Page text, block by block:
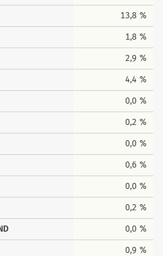
13,8 %
1,8 %
2,9 %
4,4 %
0,0 %
0,2 %
0,0 %
0,6 %
0,0 %
0,2 %
0,0 %
0,9 %